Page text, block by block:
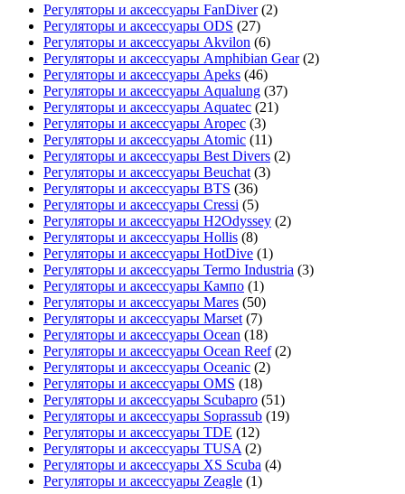
Регуляторы и аксессуары FanDiver(2)
Регуляторы и аксессуары ODS (27)
Регуляторы и аксессуары Akvilon (6)
Регуляторы и аксессуары Amphibian Gear(2)
Регуляторы и аксессуары Apeks (46)
Регуляторы и аксессуары Aqualung (37)
Регуляторы и аксессуары Aquatec (21)
Регуляторы и аксессуары Aropec (3)
Регуляторы и аксессуары Atomic (11)
Регуляторы и аксессуары Best Divers (2)
Регуляторы и аксессуары Beuchat (3)
Регуляторы и аксессуары BTS (36)
Регуляторы и аксессуары Cressi (5)
Регуляторы и аксессуары H2Odyssey (2)
Регуляторы и аксессуары Hollis (8)
Регуляторы и аксессуары HotDive (1)
Регуляторы и аксессуары Termo Industria (3)
Регуляторы и аксессуары Кампо (1)
Регуляторы и аксессуары Mares (50)
Регуляторы и аксессуары Marset (7)
Регуляторы и аксессуары Ocean (18)
Регуляторы и аксессуары Ocean Reef(2)
Регуляторы и аксессуары Oceanic (2)
Регуляторы и аксессуары OMS (18)
Регуляторы и аксессуары Scubapro (51)
Регуляторы и аксессуары Soprassub (19)
Регуляторы и аксессуары TDE (12)
Регуляторы и аксессуары TUSA (2)
Регуляторы и аксессуары XS Scuba (4)
Регуляторы и аксессуары Zeagle (1)